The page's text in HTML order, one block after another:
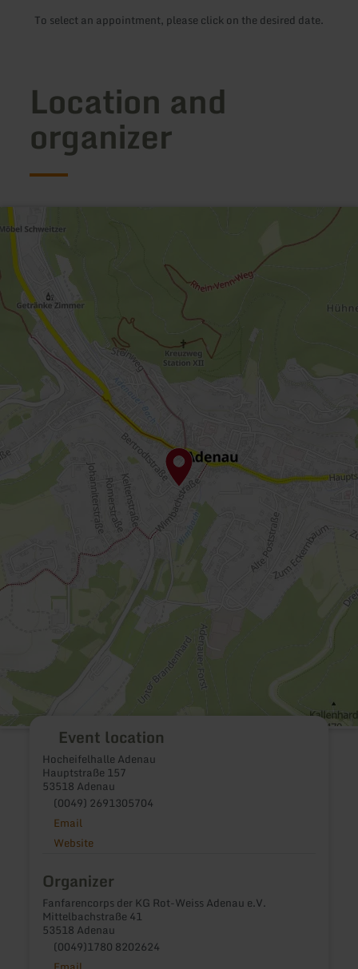
To select an appointment, please click on the desired date.
Location and
organizer
Event location
Hocheifelhalle Adenau
Hauptstraße 157
53518 Adenau
(0049) 2691305704
Email
Website
Organizer
Fanfarencorps der KG Rot-Weiss Adenau e.V.
Mittelbachstraße 41
53518 Adenau
(0049)1780 8202624